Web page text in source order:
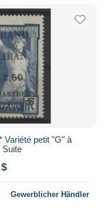
Variété petit "G" à
Suite
Gewerblicher Händler